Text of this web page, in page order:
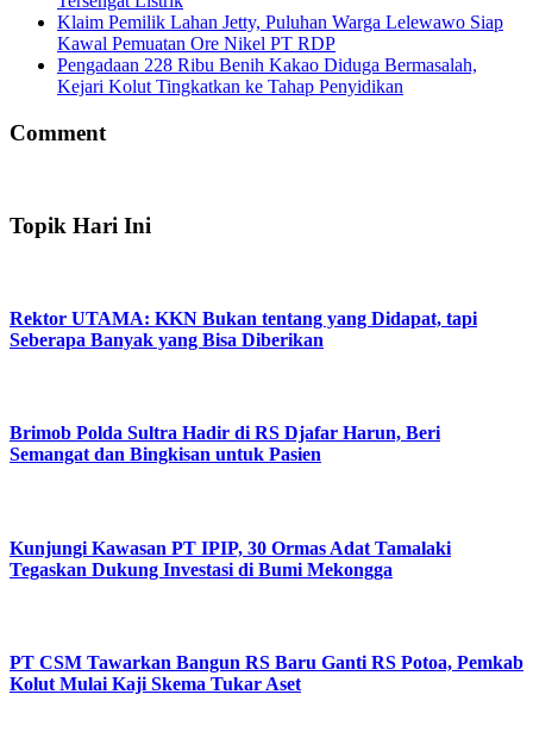
Klaim Pemilik Lahan Jetty, Puluhan Warga Lelewawo Siap
Kawal Pemuatan Ore Nikel PT RDP
Pengadaan 228 Ribu Benih Kakao Diduga Bermasalah,
Kejari Kolut Tingkatkan ke Tahap Penyidikan
Comment
Topik Hari Ini
Rektor UTAMA: KKN Bukan tentang yang Didapat, tapi
Seberapa Banyak yang Bisa Diberikan
Brimob Polda Sultra Hadir di RS Djafar Harun, Beri
Semangat dan Bingkisan untuk Pasien
Kunjungi Kawasan PT IPIP, 30 Ormas Adat Tamalaki
Tegaskan Dukung Investasi di Bumi Mekongga
PT CSM Tawarkan Bangun RS Baru Ganti RS Potoa, Pemkab
Kolut Mulai Kaji Skema Tukar Aset